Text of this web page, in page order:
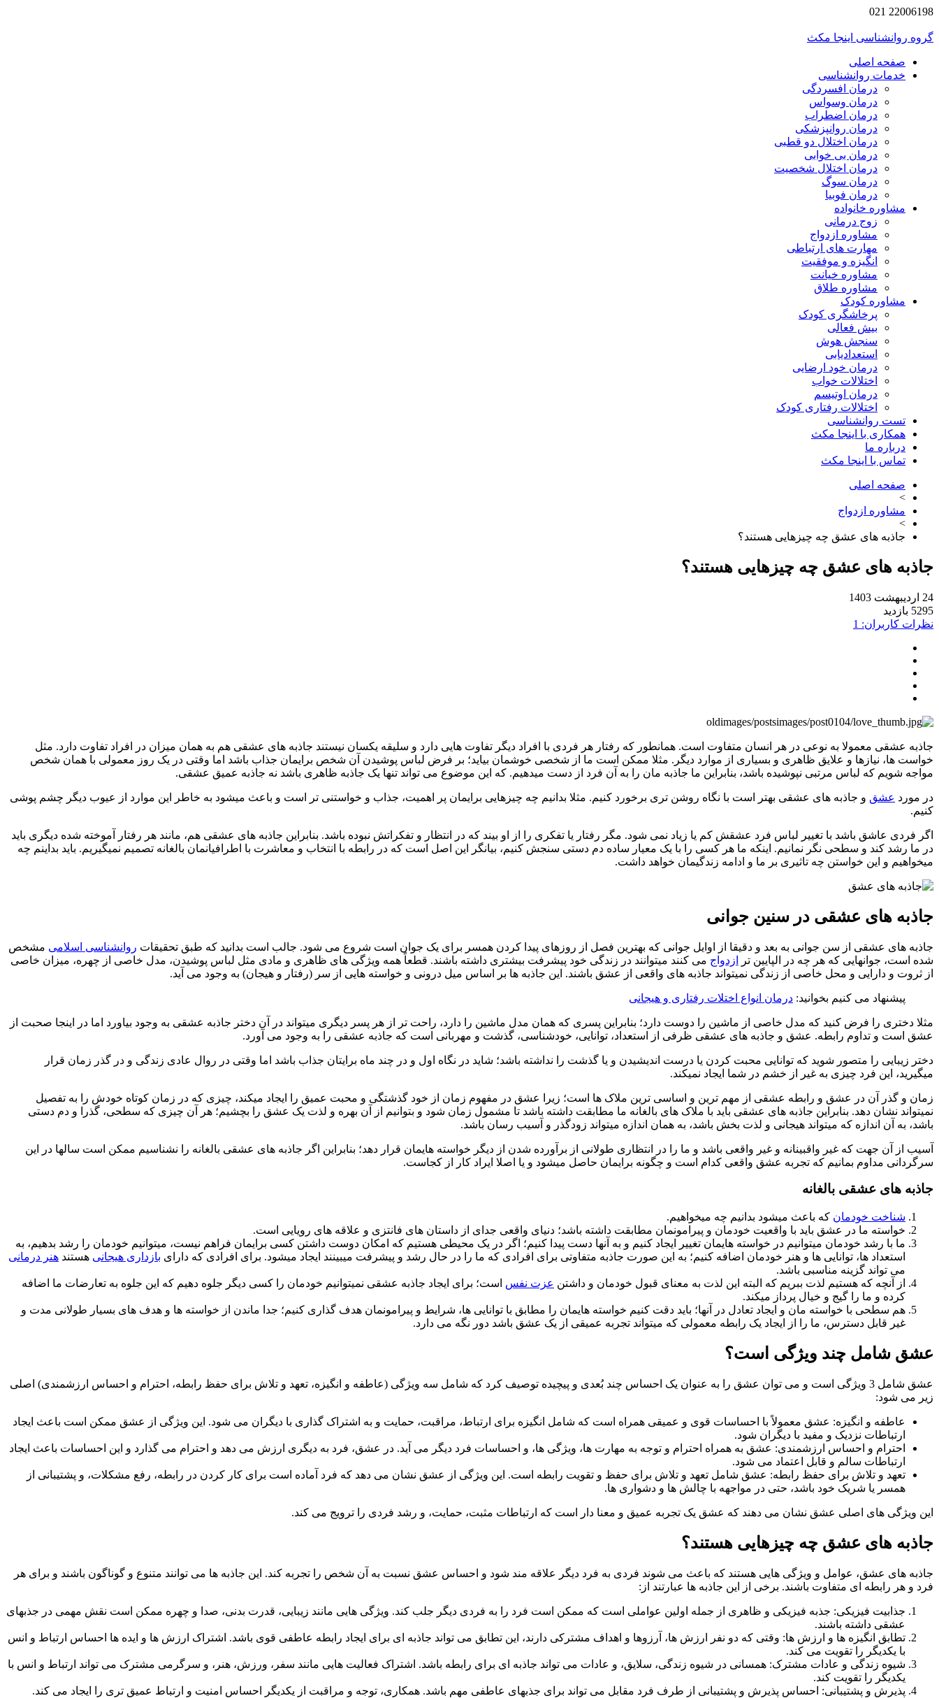
22006198 021
گروه روانشناسی اینجا مکث
صفحه اصلی
خدمات روانشناسی
درمان افسردگی
درمان وسواس
درمان اضطراب
درمان روانپزشکی
درمان اختلال دو قطبی
درمان بی خوابی
درمان اختلال شخصیت
درمان سوگ
درمان فوبیا
مشاوره خانواده
زوج درمانی
مشاوره ازدواج
مهارت های ارتباطی
انگیزه و موفقیت
مشاوره خیانت
مشاوره طلاق
مشاوره کودک
پرخاشگری کودک
بیش فعالی
سنجش هوش
استعدادیابی
درمان خود ارضایی
اختلالات خواب
درمان اوتیسم
اختلالات رفتاری کودک
تست روانشناسی
همکاری با اینجا مکث
درباره ما
تماس با اینجا مکث
صفحه اصلی
>
مشاوره ازدواج
>
جاذبه های عشق چه چیزهایی هستند؟
جاذبه های عشق چه چیزهایی هستند؟
24 اردیبهشت 1403
5295 بازدید
نظرات کاربران: 1
جاذبه عشقی معمولا به نوعی در هر انسان متفاوت است. همانطور که رفتار هر فردی با افراد دیگر تفاوت هایی دارد و سلیقه یکسان نیستند جاذبه های عشقی هم به همان میزان در افراد تفاوت دارد. مثل
خواست ها، نیازها و علایق ظاهری و بسیاری از موارد دیگر. مثلا ممکن است ما از شخصی خوشمان بیاید؛ بر فرض لباس پوشیدن آن شخص برایمان جذاب باشد اما وقتی در یک روز معمولی با همان شخص
مواجه شویم که لباس مرتبی نپوشیده باشد، بنابراین ما جاذبه مان را به آن فرد از دست میدهیم. که این موضوع می تواند تنها یک جاذبه ظاهری باشد نه جاذبه عمیق عشقی.
در مورد عشق و جاذبه های عشقی بهتر است با نگاه روشن تری برخورد کنیم. مثلا بدانیم چه چیزهایی برایمان پر اهمیت، جذاب و خواستنی تر است و باعث میشود به خاطر این موارد از عیوب دیگر چشم پوشی
کنیم.
اگر فردی عاشق باشد با تغییر لباس فرد عشقش کم یا زیاد نمی شود. مگر رفتار یا تفکری را از او بیند که در انتظار و تفکراتش نبوده باشد. بنابراین جاذبه های عشقی هم، مانند هر رفتار آموخته شده دیگری باید
در ما رشد کند و سطحی نگر نمانیم. اینکه ما هر کسی را با یک معیار ساده دم دستی سنجش کنیم، بیانگر این اصل است که در رابطه با انتخاب و معاشرت با اطرافیانمان بالغانه تصمیم نمیگیریم. باید بداینم چه
میخواهیم و این خواستن چه تاثیری بر ما و ادامه زندگیمان خواهد داشت.
جاذبه های عشقی در سنین جوانی
جاذبه های عشقی از سن جوانی به بعد و دقیقا از اوایل جوانی که بهترین فصل از روزهای پیدا کردن همسر برای یک جوان است شروع می شود. جالب است بدانید که طبق تحقیقات روانشناسی اسلامی مشخص
شده است، جوانهایی که هر چه در الپایین تر
ازدواج می کنند میتوانند در زندگی خود پیشرفت بیشتری داشته باشند. قطعاً همه ویژگی های ظاهری و مادی مثل لباس پوشیدن، مدل خاصی از چهره، میزان خاصی
از ثروت و دارایی و محل خاصی از زندگی نمیتواند جاذبه های واقعی از عشق باشند. این جاذبه ها بر اساس میل درونی و خواسته هایی از سر (رفتار و هیجان) به وجود می آید.
پیشنهاد می کنیم بخوانید: درمان انواع اختلات رفتاری و هیجانی
مثلا دختری را فرض کنید که مدل خاصی از ماشین را دوست دارد؛ بنابراین پسری که همان مدل ماشین را دارد، راحت تر از هر پسر دیگری میتواند در آن دختر جاذبه عشقی به وجود بیاورد اما در اینجا صحبت از
عشق است و تداوم رابطه. عشق و جاذبه های عشقی ظرفی از استعداد، توانایی، خودشناسی، گذشت و مهربانی است که جاذبه عشقی را به وجود می آورد.
دختر زیبایی را متصور شوید که توانایی محبت کردن یا درست اندیشیدن و یا گذشت را نداشته باشد؛ شاید در نگاه اول و در چند ماه برایتان جذاب باشد اما وقتی در روال عادی زندگی و در گذر زمان قرار
میگیرید، این فرد چیزی به غیر از خشم در شما ایجاد نمیکند.
زمان و گذر آن در عشق و رابطه عشقی از مهم ترین و اساسی ترین ملاک ها است؛ زیرا عشق در مفهوم زمان از خود گذشتگی و محبت عمیق را ایجاد میکند، چیزی که در زمان کوتاه خودش را به تفصیل
نمیتواند نشان دهد. بنابراین جاذبه های عشقی باید با ملاک های بالغانه ما مطابقت داشته باشد تا مشمول زمان شود و بتوانیم از آن بهره و لذت یک عشق را بچشیم؛ هر آن چیزی که سطحی، گذرا و دم دستی
باشد، به آن اندازه که میتواند هیجانی و لذت بخش باشد، به همان اندازه میتواند زودگذر و آسیب رسان باشد.
آسیب از آن جهت که غیر واقبینانه و غیر واقعی باشد و ما را در انتظاری طولانی از برآورده شدن از دیگر خواسته هایمان قرار دهد؛ بنابراین اگر جاذبه های عشقی بالغانه را نشناسیم ممکن است سالها در این
سرگردانی مداوم بمانیم که تجربه عشق واقعی کدام است و چگونه برایمان حاصل میشود و یا اصلا ایراد کار از کجاست.
جاذبه های عشقی بالغانه
شناخت خودمان که باعث میشود بدانیم چه میخواهیم.
خواسته ما در عشق باید با واقعیت خودمان و پیرامونمان مطابقت داشته باشد؛ دنیای واقعی جدای از داستان های فانتزی و علاقه های رویایی است.
ما با رشد خودمان میتوانیم در خواسته هایمان تغییر ایجاد کنیم و به آنها دست پیدا کنیم؛ اگر در یک محیطی هستیم که امکان دوست داشتن کسی برایمان فراهم نیست، میتوانیم خودمان را رشد بدهیم، به
استعداد ها، توانایی ها و هنر خودمان اضافه کنیم؛ به این صورت جاذبه متفاوتی برای افرادی که ما را در حال رشد و پیشرفت میبینند ایجاد میشود. برای افرادی که دارای بازداری هیجانی هستند هنر درمانی
می تواند گزینه مناسبی باشد.
از آنچه که هستیم لذت ببریم که البته این لذت به معنای قبول خودمان و داشتن عزت نفس است؛ برای ایجاد جاذبه عشقی نمیتوانیم خودمان را کسی دیگر جلوه دهیم که این جلوه به تعارضات ما اضافه
کرده و ما را گیج و خیال پرداز میکند.
هم سطحی با خواسته مان و ایجاد تعادل در آنها؛ باید دقت کنیم خواسته هایمان را مطابق با توانایی ها، شرایط و پیرامونمان هدف گذاری کنیم؛ جدا ماندن از خواسته ها و هدف های بسیار طولانی مدت و
غیر قابل دسترس، ما را از ایجاد یک رابطه معمولی که میتواند تجربه عمیقی از یک عشق باشد دور نگه می دارد.
عشق شامل چند ویژگی است؟
عشق شامل 3 ویژگی است و می توان عشق را به عنوان یک احساس چند بُعدی و پیچیده توصیف کرد که شامل سه ویژگی (عاطفه و انگیزه، تعهد و تلاش برای حفظ رابطه، احترام و احساس ارزشمندی) اصلی
زیر می شود:
عاطفه و انگیزه: عشق معمولاً با احساسات قوی و عمیقی همراه است که شامل انگیزه برای ارتباط، مراقبت، حمایت و به اشتراک گذاری با دیگران می شود. این ویژگی از عشق ممکن است باعث ایجاد
ارتباطات نزدیک و مفید با دیگران شود.
احترام و احساس ارزشمندی: عشق به همراه احترام و توجه به مهارت ها، ویژگی ها، و احساسات فرد دیگر می آید. در عشق، فرد به دیگری ارزش می دهد و احترام می گذارد و این احساسات باعث ایجاد
ارتباطات سالم و قابل اعتماد می شود.
تعهد و تلاش برای حفظ رابطه: عشق شامل تعهد و تلاش برای حفظ و تقویت رابطه است. این ویژگی از عشق نشان می دهد که فرد آماده است برای کار کردن در رابطه، رفع مشکلات، و پشتیبانی از
همسر یا شریک خود باشد، حتی در مواجهه با چالش ها و دشواری ها.
این ویژگی های اصلی عشق نشان می دهند که عشق یک تجربه عمیق و معنا دار است که ارتباطات مثبت، حمایت، و رشد فردی را ترویج می کند.
جاذبه های عشق چه چیزهایی هستند؟
جاذبه های عشق، عوامل و ویژگی هایی هستند که باعث می شوند فردی به فرد دیگر علاقه مند شود و احساس عشق نسبت به آن شخص را تجربه کند. این جاذبه ها می توانند متنوع و گوناگون باشند و برای هر
فرد و هر رابطه ای متفاوت باشند. برخی از این جاذبه ها عبارتند از:
جذابیت فیزیکی: جذبه فیزیکی و ظاهری از جمله اولین عواملی است که ممکن است فرد را به فردی دیگر جلب کند. ویژگی هایی مانند زیبایی، قدرت بدنی، صدا و چهره ممکن است نقش مهمی در جذبهای
عشقی داشته باشند.
تطابق انگیزه ها و ارزش ها: وقتی که دو نفر ارزش ها، آرزوها و اهداف مشترکی دارند، این تطابق می تواند جاذبه ای برای ایجاد رابطه عاطفی قوی باشد. اشتراک ارزش ها و ایده ها احساس ارتباط و انس
با یکدیگر را تقویت می کند.
شیوه زندگی و عادات مشترک: همسانی در شیوه زندگی، سلایق، و عادات می تواند جاذبه ای برای رابطه باشد. اشتراک فعالیت هایی مانند سفر، ورزش، هنر، و سرگرمی مشترک می تواند ارتباط و انس با
یکدیگر را تقویت کند.
پذیرش و پشتیبانی: احساس پذیرش و پشتیبانی از طرف فرد مقابل می تواند برای جذبهای عاطفی مهم باشد. همکاری، توجه و مراقبت از یکدیگر احساس امنیت و ارتباط عمیق تری را ایجاد می کند.